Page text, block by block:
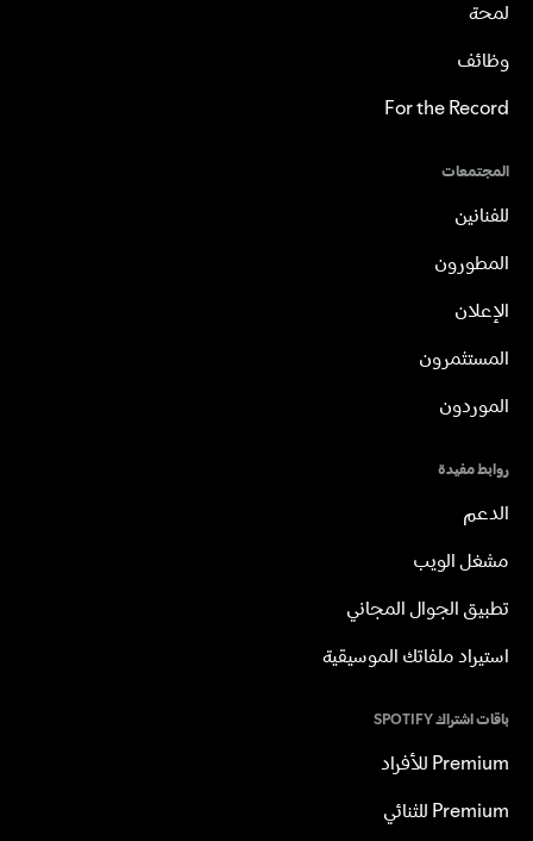
لمحة
وظائف
For the Record
المجتمعات
للفنانين
المطورون
الإعلان
المستثمرون
الموردون
روابط مفيدة
الدعم
مشغل الويب
تطبيق الجوال المجاني
استيراد ملفاتك الموسيقية
باقات اشتراك SPOTIFY
Premium للأفراد
Premium للثنائي